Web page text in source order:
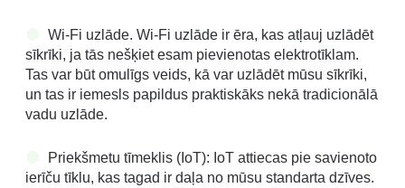
Wi-Fi uzlāde. Wi-Fi uzlāde ir ēra, kas atļauj uzlādēt
sīkrīki, ja tās nešķiet esam pievienotas elektrotīklam.
Tas var būt omulīgs veids, kā var uzlādēt mūsu sīkrīki,
un tas ir iemesls papildus praktiskāks nekā tradicionālā
vadu uzlāde.
Priekšmetu tīmeklis (IoT): IoT attiecas pie savienoto
ierīču tīklu, kas tagad ir daļa no mūsu standarta dzīves.